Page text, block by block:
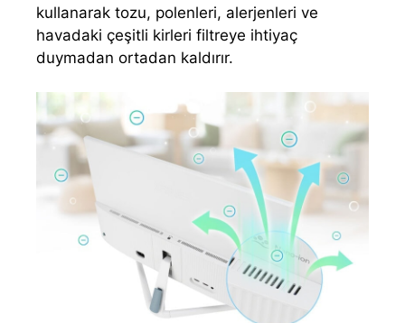
kullanarak tozu, polenleri, alerjenleri ve
havadaki çeşitli kirleri filtreye ihtiyaç
duymadan ortadan kaldırır.